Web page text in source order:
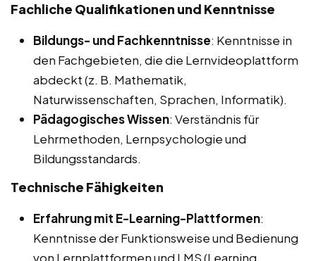
Fachliche Qualifikationen und Kenntnisse
Bildungs- und Fachkenntnisse: Kenntnisse in
den Fachgebieten, die die Lernvideoplattform
abdeckt (z. B. Mathematik,
Naturwissenschaften, Sprachen, Informatik).
Pädagogisches Wissen: Verständnis für
Lehrmethoden, Lernpsychologie und
Bildungsstandards.
Technische Fähigkeiten
Erfahrung mit E-Learning-Plattformen:
Kenntnisse der Funktionsweise und Bedienung
von Lernplattformen und LMS (Learning